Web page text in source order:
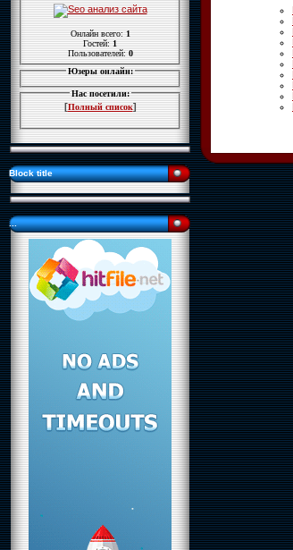
Онлайн всего:1
Гостей:1
Пользователей:0
Юзеры онлайн:
Нас посетили:
[Полный список]
Block title
...